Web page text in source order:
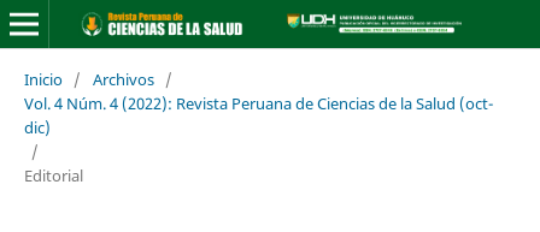
Inicio / Archivos /
Vol. 4 Núm. 4 (2022): Revista Peruana de Ciencias de la Salud (oct-
dic)
/
Editorial